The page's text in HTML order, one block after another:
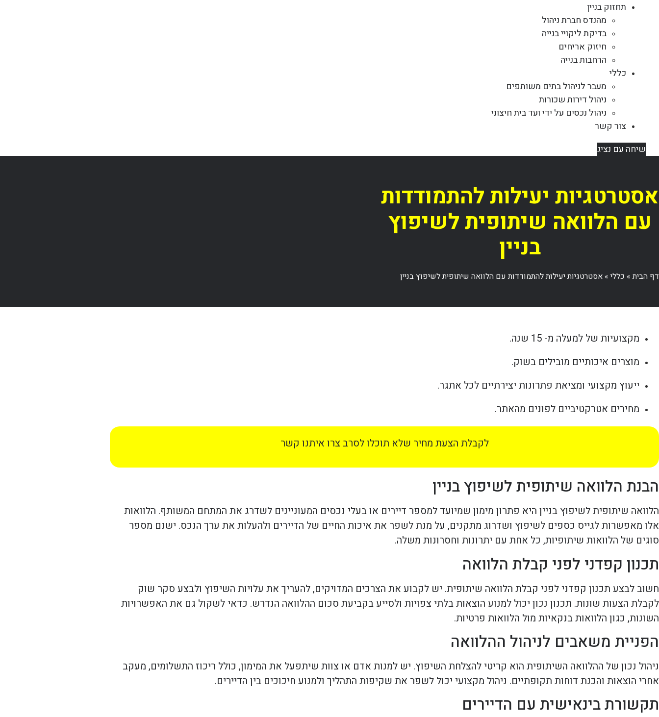
תחזוק בניין
מהנדס חברת ניהול
בדיקת ליקויי בנייה
חיזוק אריחים
הרחבות בנייה
כללי
מעבר לניהול בתים משותפים
ניהול דירות שכורות
ניהול נכסים על ידי ועד בית חיצוני
צור קשר
שיחה עם נציג
אסטרטגיות יעילות להתמודדות
עם הלוואה שיתופית לשיפוץ
בניין
דף הבית» כללי » אסטרטגיות יעילות להתמודדות עם הלוואה שיתופית לשיפוץ בניין
מקצועיות של למעלה מ- 15 שנה.
מוצרים איכותיים מובילים בשוק.
ייעוץ מקצועי ומציאת פתרונות יצירתיים לכל אתגר.
מחירים אטרקטיביים לפונים מהאתר.
לקבלת הצעת מחיר שלא תוכלו לסרב צרו איתנו קשר
הבנת הלוואה שיתופית לשיפוץ בניין
הלוואה שיתופית לשיפוץ בניין היא פתרון מימון שמיועד למספר דיירים או בעלי נכסים המעוניינים לשדרג את המתחם המשותף. הלוואות
אלו מאפשרות לגייס כספים לשיפוץ ושדרוג מתקנים, על מנת לשפר את איכות החיים של הדיירים ולהעלות את ערך הנכס. ישנם מספר
סוגים של הלוואות שיתופיות, כל אחת עם יתרונות וחסרונות משלה.
תכנון קפדני לפני קבלת הלוואה
חשוב לבצע תכנון קפדני לפני קבלת הלוואה שיתופית. יש לקבוע את הצרכים המדויקים, להעריך את עלויות השיפוץ ולבצע סקר שוק
לקבלת הצעות שונות. תכנון נכון יכול למנוע הוצאות בלתי צפויות ולסייע בקביעת סכום ההלוואה הנדרש. כדאי לשקול גם את האפשרויות
השונות, כגון הלוואות בנקאיות מול הלוואות פרטיות.
הפניית משאבים לניהול ההלוואה
ניהול נכון של ההלוואה השיתופית הוא קריטי להצלחת השיפוץ. יש למנות אדם או צוות שיתפעל את המימון, כולל ריכוז התשלומים, מעקב
אחרי הוצאות והכנת דוחות תקופתיים. ניהול מקצועי יכול לשפר את שקיפות התהליך ולמנוע חיכוכים בין הדיירים.
תקשורת בינאישית עם הדיירים